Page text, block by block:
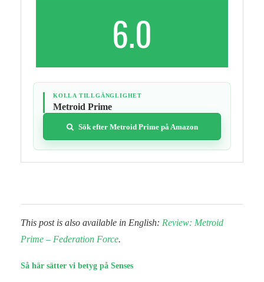
6.0
KOLLA TILLGÄNGLIGHET
Metroid Prime
Sök efter Metroid Prime på Amazon
This post is also available in English: Review: Metroid
Prime – Federation Force.
Så här sätter vi betyg på Senses